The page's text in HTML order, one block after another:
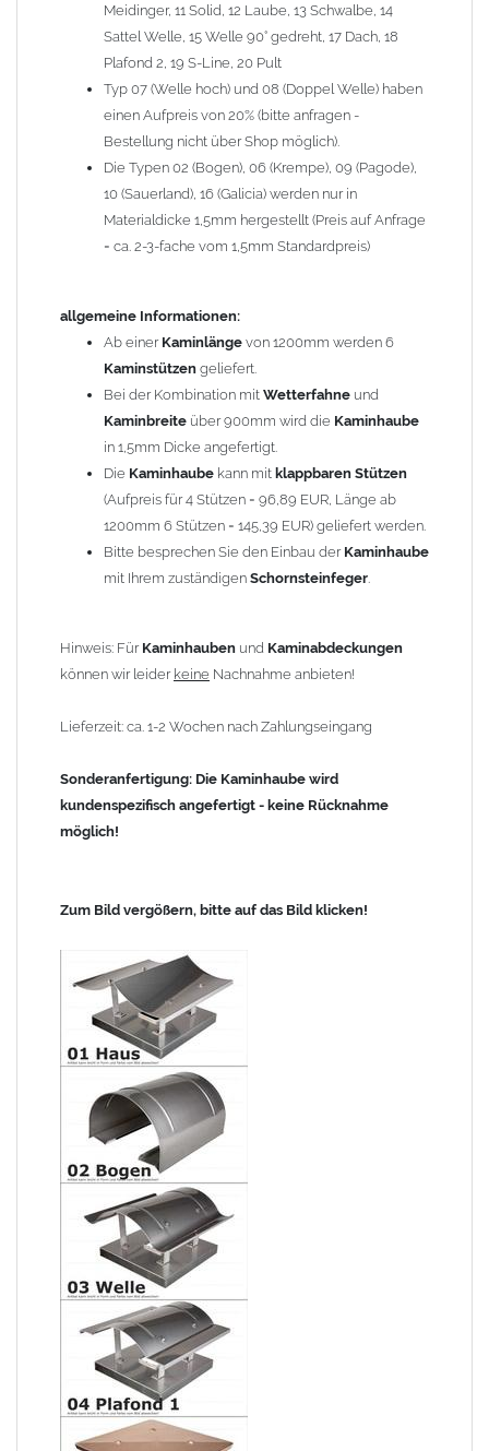
Lieferzeit: ca. 1-2 Wochen nach Zahlungseingang
Sonderanfertigung: Die Kaminhaube wird kundenspezifisch
angefertigt - keine Rücknahme möglich!
Zum Bild vergößern, bitte auf das Bild klicken!
Meidinger, 11 Solid, 12 Laube, 13 Schwalbe, 14
Sattel Welle, 15 Welle 90° gedreht, 17 Dach, 18
Plafond 2, 19 S-Line, 20 Pult
Typ 07 (Welle hoch) und 08 (Doppel Welle) haben
einen Aufpreis von 20% (bitte anfragen -
Bestellung nicht über Shop möglich).
Die Typen 02 (Bogen), 06 (Krempe), 09 (Pagode),
10 (Sauerland), 16 (Galicia) werden nur in
Materialdicke 1,5mm hergestellt (Preis auf Anfrage
= ca. 2-3-fache vom 1,5mm Standardpreis)
allgemeine Informationen:
Ab einer Kaminlänge von 1200mm werden 6
Kaminstützen geliefert.
Bei der Kombination mit Wetterfahne und
Kaminbreite über 900mm wird die Kaminhaube
in 1,5mm Dicke angefertigt.
Die Kaminhaube kann mit klappbaren Stützen
(Aufpreis für 4 Stützen = 96,89 EUR, Länge ab
1200mm 6 Stützen = 145,39 EUR) geliefert werden.
Bitte besprechen Sie den Einbau der Kaminhaube
mit Ihrem zuständigen Schornsteinfeger.
Hinweis: Für Kaminhauben und Kaminabdeckungen
können wir leider keine Nachnahme anbieten!
Lieferzeit: ca. 1-2 Wochen nach Zahlungseingang
Sonderanfertigung: Die Kaminhaube wird
kundenspezifisch angefertigt - keine Rücknahme
möglich!
Zum Bild vergößern, bitte auf das Bild klicken!